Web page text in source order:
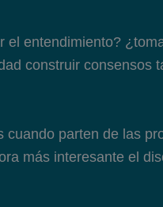
el entendimiento?
construir consensos
cuando parten de las
más interesante el